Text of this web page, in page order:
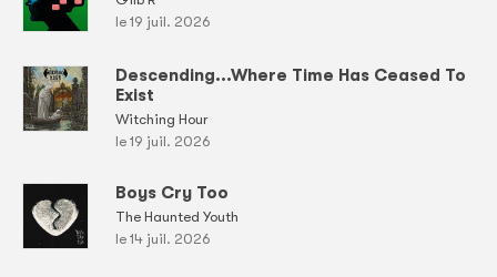
le 19 juil. 2026
Descending...Where Time Has Ceased To
Exist
Witching Hour
le 19 juil. 2026
Boys Cry Too
The Haunted Youth
le 14 juil. 2026